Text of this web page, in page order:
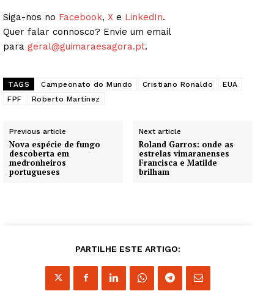
Siga-nos no Facebook, X e LinkedIn.
Quer falar connosco? Envie um email
para geral@guimaraesagora.pt.
TAGS Campeonato do Mundo Cristiano Ronaldo
EUA
FPF
Roberto Martínez
Previous article
Nova espécie de fungo
descoberta em
medronheiros
portugueses
Next article
Roland Garros: onde as
estrelas vimaranenses
Francisca e Matilde
brilham
PARTILHE ESTE ARTIGO: